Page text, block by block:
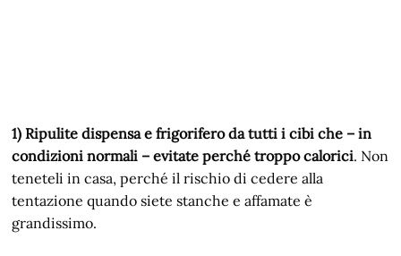
1) Ripulite dispensa e frigorifero da tutti i cibi che – in
condizioni normali – evitate perché troppo calorici. Non
teneteli in casa, perché il rischio di cedere alla
tentazione quando siete stanche e affamate è
grandissimo.